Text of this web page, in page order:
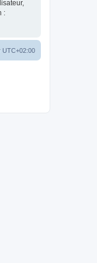
:
UTC+02:00